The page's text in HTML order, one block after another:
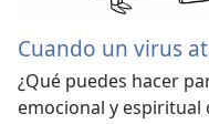
Cuando un virus
¿Qué puedes hacer
emocional y espiritual